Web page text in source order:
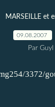
MARSEILLE et
09.08.2007
Par Guyl